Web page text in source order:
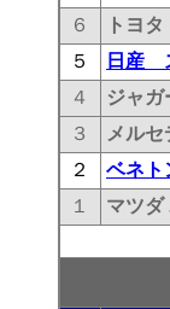
６
トヨ
５
日産
４
ジャガ
３
メルセ
２
ベネ
１
マツダ